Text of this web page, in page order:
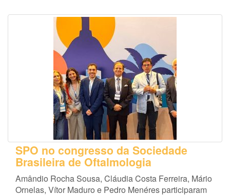
SPO no congresso da Sociedade
Brasileira de Oftalmologia
Amândio Rocha Sousa, Cláudia Costa Ferreira, Mário
Ornelas, Vítor Maduro e Pedro Menéres participaram